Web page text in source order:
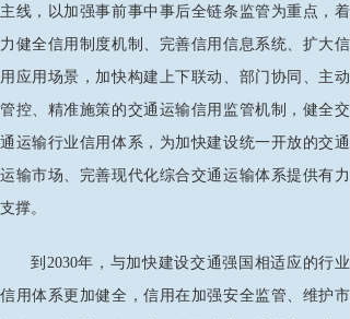
主线，以加强事前事中事后全链条监管为重点，着
力健全信用制度机制、完善信用信息系统、扩大信
用应用场景，加快构建上下联动、部门协同、主动
管控、精准施策的交通运输信用监管机制，健全交
通运输行业信用体系，为加快建设统一开放的交通
运输市场、完善现代化综合交通运输体系提供有力
支撑。
到 2030年，与加快建设交通强国相适应的行业
信用体系更加健全，信用在加强安全监管、维护市